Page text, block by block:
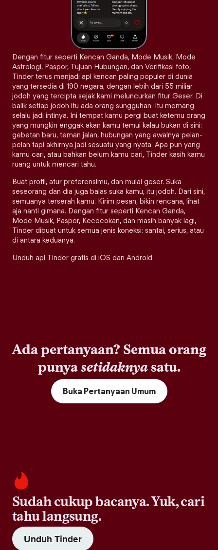
Dengan fitur seperti Kencan Ganda, Mode Musik, Mode
Astrologi, Paspor, Tujuan Hubungan, dan Verifikasi foto,
Tinder terus menjadi apl kencan paling populer di dunia
yang tersedia di 190 negara, dengan lebih dari 55 miliar
jodoh yang tercipta sejak kami meluncurkan fitur Geser. Di
balik setiap jodoh itu ada orang sungguhan. Itu memang
selalu jadi intinya. Ini tempat kamu pergi buat ketemu orang
yang mungkin enggak akan kamu temui kalau bukan di sini:
gebetan baru, teman jalan, hubungan yang awalnya pelan-
pelan tapi akhirnya jadi sesuatu yang nyata. Apa pun yang
kamu cari, atau bahkan belum kamu cari, Tinder kasih kamu
ruang untuk mencari tahu.
Buat profil, atur preferensimu, dan mulai geser. Suka
seseorang dan dia juga balas suka kamu, itu jodoh. Dari sini,
semuanya terserah kamu. Kirim pesan, bikin rencana, lihat
aja nanti gimana. Dengan fitur seperti Kencan Ganda,
Mode Musik, Paspor, Kecocokan, dan masih banyak lagi,
Tinder dibuat untuk semua jenis koneksi: santai, serius, atau
di antara keduanya.
Unduh apl Tinder gratis di iOS dan Android.
Ada pertanyaan? Semua orang
punyasetidaknyasatu.
Buka Pertanyaan Umum
Sudah cukup bacanya. Yuk, cari
tahu langsung.
Unduh Tinder